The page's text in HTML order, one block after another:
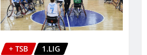
+ TSB 1.LIG